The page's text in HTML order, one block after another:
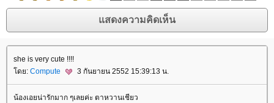
she is very cute !!!!
ดย: Compute 3 กันยายน 2552 15:39:13 น.
น้องเอยน่ารักมาก ๆเลยค่ะ ตาหวานเชียว